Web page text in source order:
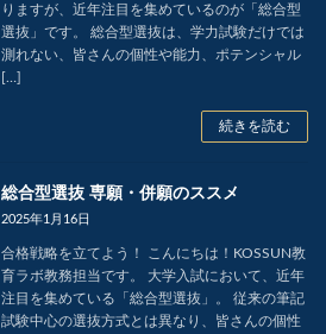
りますが、近年注目を集めているのが「総合型
選抜」です。 総合型選抜は、学力試験だけでは
測れない、皆さんの個性や能力、ポテンシャル
[…]
続きを読む
総合型選抜 専願・併願のススメ
2025年1月16日
合格戦略を立てよう！ こんにちは！KOSSUN教
育ラボ教務担当です。 大学入試において、近年
注目を集めている「総合型選抜」。 従来の筆記
試験中心の選抜方式とは異なり、皆さんの個性